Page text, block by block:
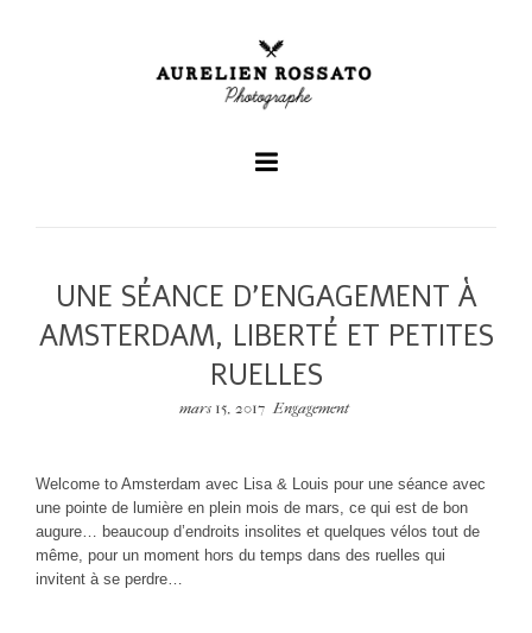
UNE SÉANCE D’ENGAGEMENT À
AMSTERDAM, LIBERTÉ ET PETITES
RUELLES
mars 15, 2017 Engagement
Welcome to Amsterdam avec Lisa & Louis pour une séance avec
une pointe de lumière en plein mois de mars, ce qui est de bon
augure… beaucoup d’endroits insolites et quelques vélos tout de
même, pour un moment hors du temps dans des ruelles qui
invitent à se perdre…